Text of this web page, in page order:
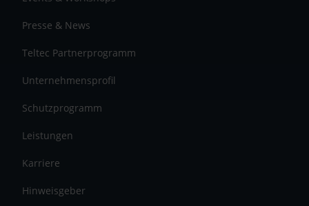
Presse & News
Teltec Partnerprogramm
Unternehmensprofil
Schutzprogramm
Leistungen
Karriere
Hinweisgeber